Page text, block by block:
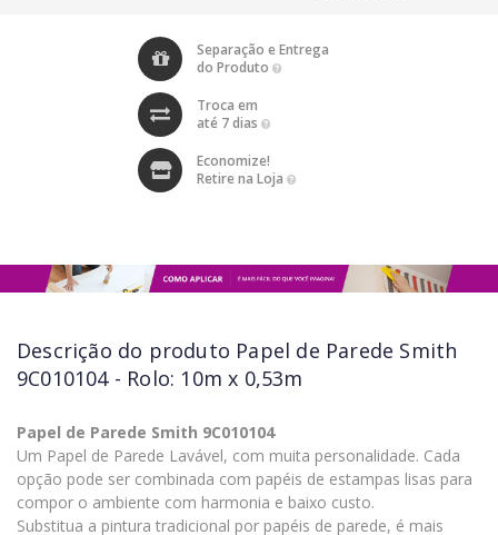
Separação e Entrega
do Produto
Troca em
até 7 dias
Economize!
Retire na Loja
Descrição do produto Papel de Parede Smith
9C010104 - Rolo: 10m x 0,53m
Papel de Parede Smith 9C010104
Um Papel de Parede Lavável, com muita personalidade. Cada
opção pode ser combinada com papéis de estampas lisas para
compor o ambiente com harmonia e baixo custo.
Substitua a pintura tradicional por papéis de parede, é mais